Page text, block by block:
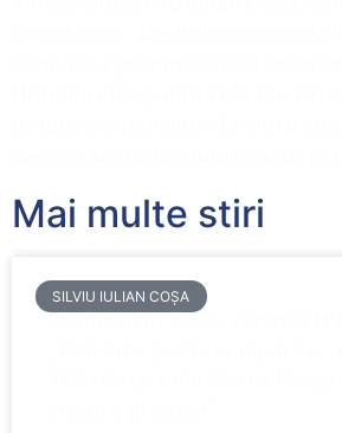
Mai multe stiri
SILVIU IULIAN COȘA
Silviu Iulian Coșa, senator